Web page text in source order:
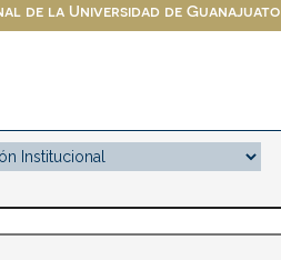
de la Universidad de Guanajuato